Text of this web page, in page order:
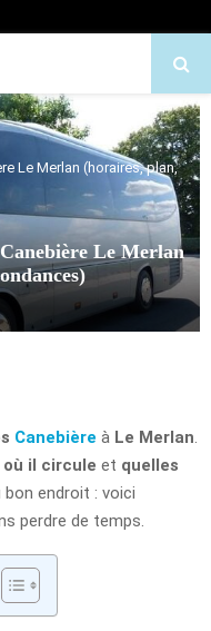
Le Merlan (horaires, plan,
Le Merlan
Canebière à Le Merlan
où il circule et quelles
bon endroit : voici
perdre de temps.